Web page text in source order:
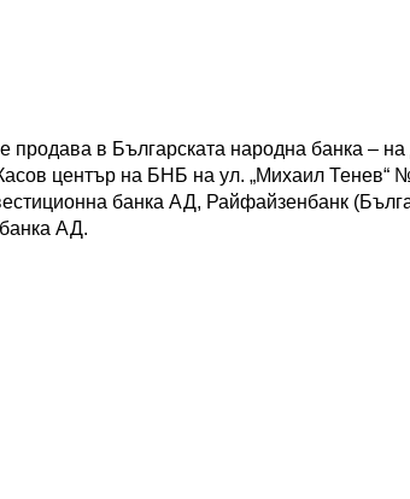
продава в Българската народна банка –
център на БНБ на ул. „Михаил
банка АД, Райфайзенбанк
АД.